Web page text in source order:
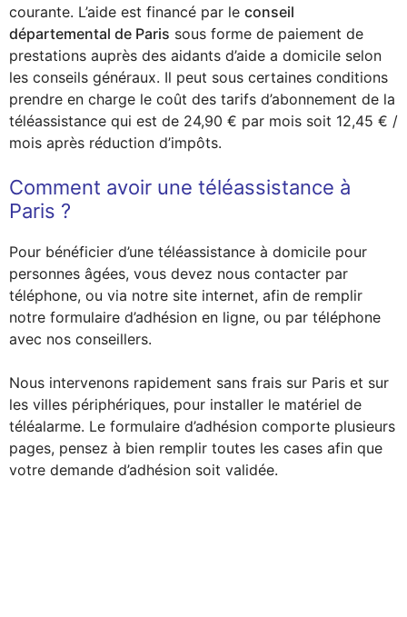
courante. L’aide est financé par le conseil
départemental de Paris sous forme de paiement de
prestations auprès des aidants d’aide a domicile selon
les conseils généraux. Il peut sous certaines conditions
prendre en charge le coût des tarifs d’abonnement de la
téléassistance qui est de 24,90 € par mois soit 12,45 € /
mois après réduction d’impôts.
Comment avoir une téléassistance à
Paris ?
Pour bénéficier d’une téléassistance à domicile pour
personnes âgées, vous devez nous contacter par
téléphone, ou via notre site internet, afin de remplir
notre formulaire d’adhésion en ligne, ou par téléphone
avec nos conseillers.
Nous intervenons rapidement sans frais sur Paris et sur
les villes périphériques, pour installer le matériel de
téléalarme. Le formulaire d’adhésion comporte plusieurs
pages, pensez à bien remplir toutes les cases afin que
votre demande d’adhésion soit validée.